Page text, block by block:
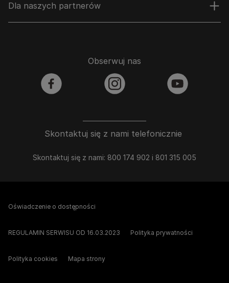
Dla naszych partnerów
Skontaktuj się z nami telefonicznie
Skontaktuj się z nami: 800 174 902 i 801 315 005
Obserwuj nas
facebook instagram youtube
Oświadczenie o dostępności
REGULAMIN SERWISU OD 16.03.2023 Polityka prywatności
Polityka cookies Mapa strony